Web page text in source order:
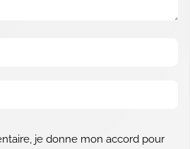
je donne mon accord pour